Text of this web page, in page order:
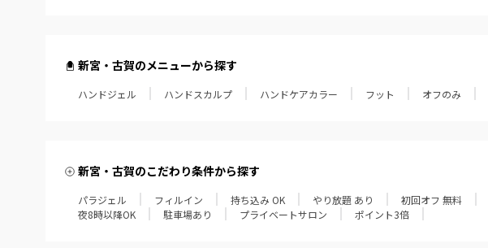
新宮・古賀のメニューから探す
ハンドジェル ハンドスカルプ ハンドケアカラー フット オフのみ
新宮・古賀のこだわり条件から探す
パラジェル フィルイン 持ち込み OK やり放題 あり 初回オフ 無料
夜8時以降OK
駐車場あり プライベートサロン ポイント3倍